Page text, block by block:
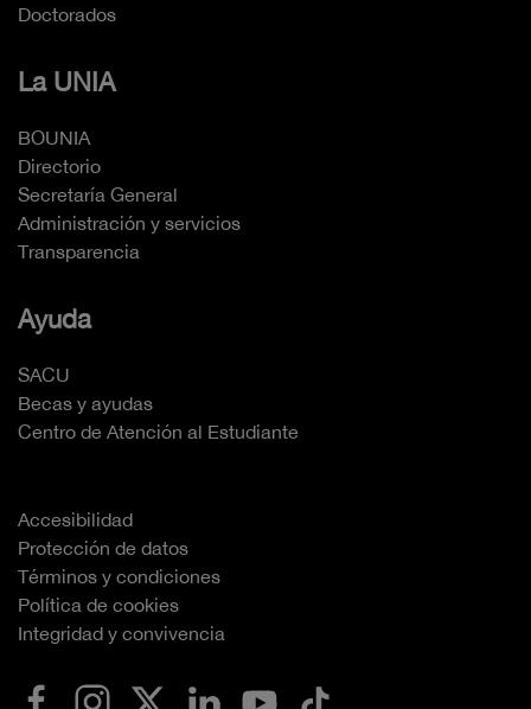
Doctorados
La UNIA
BOUNIA
Directorio
Secretaría General
Administración y servicios
Transparencia
Ayuda
SACU
Becas y ayudas
Centro de Atención al Estudiante
Accesibilidad
Protección de datos
Términos y condiciones
Política de cookies
Integridad y convivencia